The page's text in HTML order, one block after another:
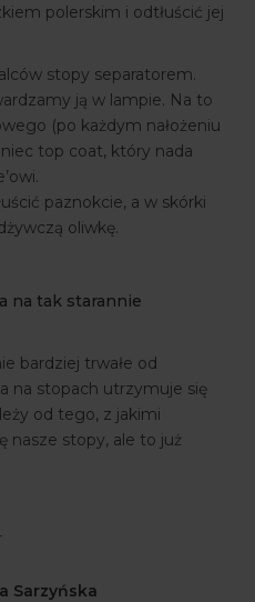
polerskim i odtłuścić jej
stopy separatorem.
ją w lampie. Na to
(po każdym nałożeniu
top coat, który nada
paznokcie, a w skórki
oliwkę.
na tak starannie
bardziej trwałe od
na stopach utrzymuje się
od tego, z jakimi
nasze stopy, ale to już
Sarzyńska